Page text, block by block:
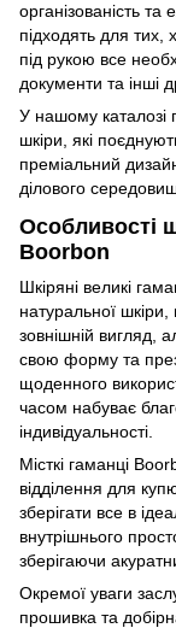
організованість
підходять для тих,
під рукою все
документи та інші
У нашому каталозі
шкіри, які
преміальний
ділового
Особливості
Boorbon
Шкіряні великі
натуральної
зовнішній вигляд,
свою форму та
щоденного
часом набуває
індивідуальності.
Місткі гаманці
відділення для
зберігати все в
внутрішнього
зберігаючи
Окремої уваги
прошивка та